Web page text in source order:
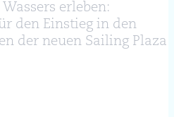
erleben:
den Einstieg in den
der neuen Sailing Plaza